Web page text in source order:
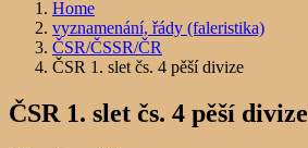
Home
vyznamenání, řády (faleristika)
ČSR/ČSSR/ČR
ČSR 1. slet čs. 4 pěší divize
ČSR 1. slet čs. 4 pěší divize